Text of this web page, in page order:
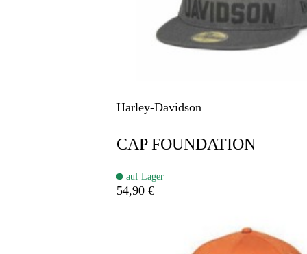
Harley-Davidson
CAP FOUNDATION
auf Lager
54,90 €